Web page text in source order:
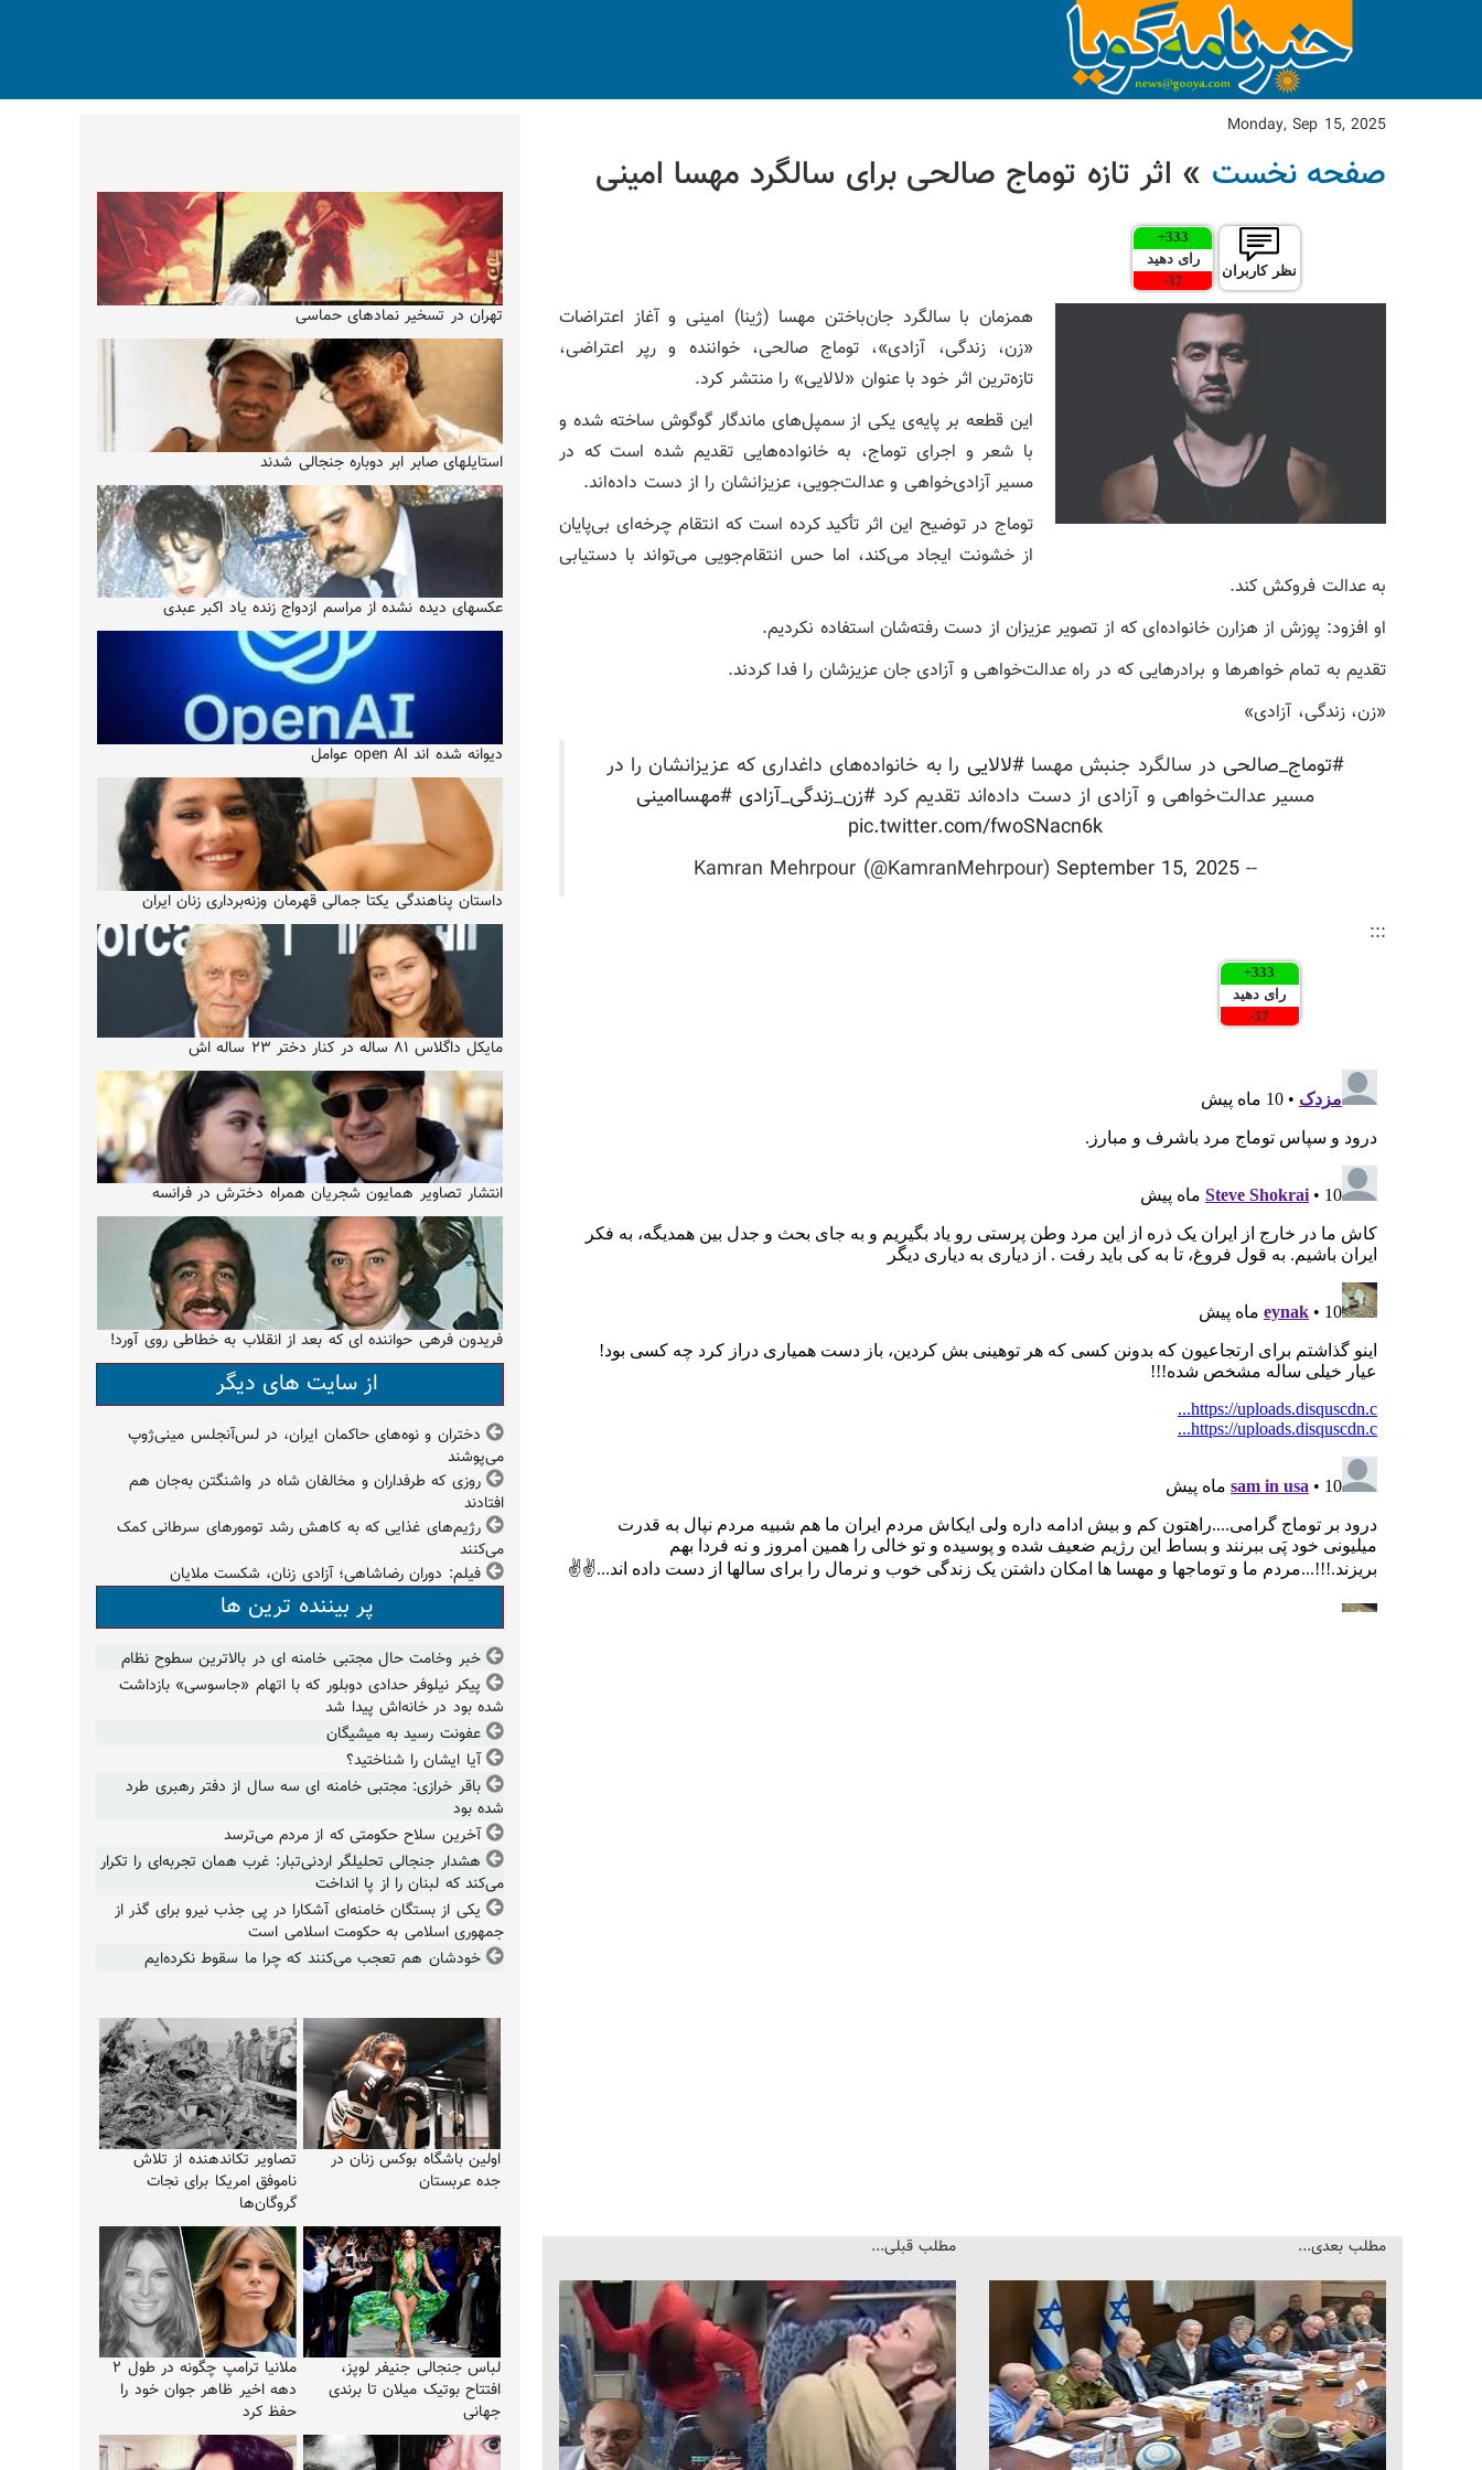
Monday, Sep 15, 2025
صفحه نخست » اثر تازه توماج صالحی برای سالگرد مهسا امینی
نظر کاربران
333
+
رای دهید
37
-
همزمان با سالگرد جان‌باختن مهسا (ژینا) امینی و آغاز اعتراضات
«زن، زندگی، آزادی»، توماج صالحی، خواننده و رپر اعتراضی،
تازه‌ترین اثر خود با عنوان «لالایی» را منتشر کرد.
این قطعه بر پایه‌ی یکی از سمپل‌های ماندگار گوگوش ساخته شده و
با شعر و اجرای توماج، به خانواده‌هایی تقدیم شده است که در
مسیر آزادی‌خواهی و عدالت‌جویی، عزیزانشان را از دست داده‌اند.
توماج در توضیح این اثر تأکید کرده است که انتقام چرخه‌ای بی‌پایان
از خشونت ایجاد می‌کند، اما حس انتقام‌جویی می‌تواند با دستیابی
به عدالت فروکش کند.
او افزود: پوزش از هزارن خانواده‌ای که از تصویر عزیزان از دست رفته‌شان استفاده نکردیم.
تقدیم به تمام خواهرها و برادرهایی که در راه عدالت‌خواهی و آزادی جان عزیزشان را فدا کردند.
«زن، زندگی، آزادی»
#توماج_صالحی در سالگرد جنبش مهسا#لالایی را به خانواده‌های داغداری که عزیزانشان را در
مسیر عدالت‌خواهی و آزادی از دست داده‌اند تقدیم کرد #زن_زندگی_آزادی #مهساامینی
pic.twitter.com/fwoSNacn6k
-- Kamran Mehrpour (@KamranMehrpour)
September 15, 2025
:::
333
+
رای دهید
37
-
مطلب قبلی... مطلب بعدی...
تهران در تسخیر نمادهای حماسی
استایلهای صابر ابر دوباره جنجالی شدند
عکسهای دیده نشده از مراسم ازدواج زنده یاد اکبر عبدی
دیوانه شده اند open AI عوامل
داستان پناهندگی یکتا جمالی قهرمان وزنه‌برداری زنان ایران
مایکل داگلاس ۸۱ ساله در کنار دختر ۲۳ ساله اش
انتشار تصاویر همایون شجریان همراه دخترش در فرانسه
فریدون فرهی حواننده ای که بعد از انقلاب به خطاطی روی آورد!
از سایت های دیگر
دختران و نوه‌های حاکمان ایران، در لس‌آنجلس مینی‌ژوپ
می‌پوشند
روزی که طرفداران و مخالفان شاه در واشنگتن به‌جان هم
افتادند
رژیم‌های غذایی که به کاهش رشد تومورهای سرطانی کمک
می‌کنند
فیلم: دوران رضاشاهی؛ آزادی زنان، شکست ملایان
پر بیننده ترین ها
خبر وخامت حال مجتبی خامنه ای در بالاترین سطوح نظام
پیکر نیلوفر حدادی دوبلور که با اتهام «جاسوسی» بازداشت
شده بود در خانه‌اش پیدا شد
عفونت رسید به میشیگان
آیا ایشان را شناختید؟
باقر خرازی: مجتبی خامنه ای سه سال از دفتر رهبری طرد
شده بود
آخرین سلاح حکومتی که از مردم می‌ترسد
هشدار جنجالی تحلیلگر اردنی‌تبار: غرب همان تجربه‌ای را تکرار
می‌کند که لبنان را از پا انداخت
یکی از بستگان خامنه‌ای آشکارا در پی جذب نیرو برای گذر از
جمهوری اسلامی به حکومت اسلامی است
خودشان هم تعجب می‌کنند که چرا ما سقوط نکرده‌ایم
تصاویر تکاندهنده از تلاش
ناموفق امریکا برای نجات
گروگان‌ها
اولین باشگاه بوکس زنان در
جده عربستان
ملانیا ترامپ چگونه در طول ۲
دهه اخیر ظاهر جوان خود را
حفظ کرد
لباس جنجالی جنیفر لوپز،
افتتاح بوتیک میلان تا برندی
جهانی